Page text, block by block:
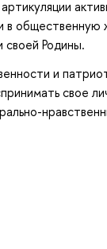
Родины.
и
свое